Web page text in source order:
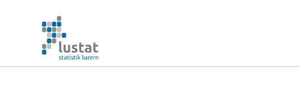
überspringen
Navigation
überspringen